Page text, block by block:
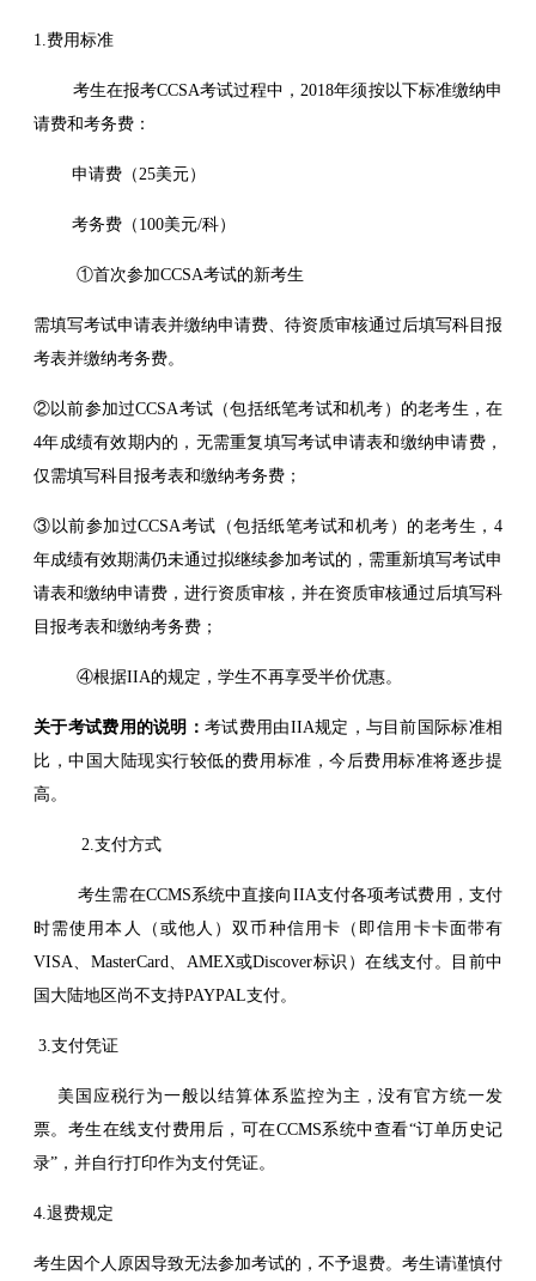
1.费用标准
考生在报考CCSA考试过程中，2018年须按以下标准缴纳申
请费和考务费：
申请费（25美元）
考务费（100美元/科）
①首次参加CCSA考试的新考生
需填写考试申请表并缴纳申请费、待资质审核通过后填写科目报
考表并缴纳考务费。
②以前参加过CCSA考试（包括纸笔考试和机考）的老考生，在
4年成绩有效期内的，无需重复填写考试申请表和缴纳申请费，
仅需填写科目报考表和缴纳考务费；
③以前参加过CCSA考试（包括纸笔考试和机考）的老考生，4
年成绩有效期满仍未通过拟继续参加考试的，需重新填写考试申
请表和缴纳申请费，进行资质审核，并在资质审核通过后填写科
目报考表和缴纳考务费；
④根据IIA的规定，学生不再享受半价优惠。
关于考试费用的说明：考试费用由IIA规定，与目前国际标准相
比，中国大陆现实行较低的费用标准，今后费用标准将逐步提
高。
2.支付方式
考生需在CCMS系统中直接向IIA支付各项考试费用，支付
时需使用本人（或他人）双币种信用卡（即信用卡卡面带有
VISA、MasterCard、AMEX或Discover标识）在线支付。目前中
国大陆地区尚不支持PAYPAL支付。
3.支付凭证
美国应税行为一般以结算体系监控为主，没有官方统一发
票。考生在线支付费用后，可在CCMS系统中查看“订单历史记
录”，并自行打印作为支付凭证。
4.退费规定
考生因个人原因导致无法参加考试的，不予退费。考生请谨慎付